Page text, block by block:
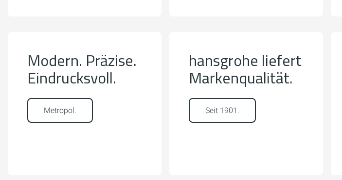
Modern. Präzise.
Eindrucksvoll.
Metropol.
hansgrohe liefert
Markenqualität.
Seit 1901.